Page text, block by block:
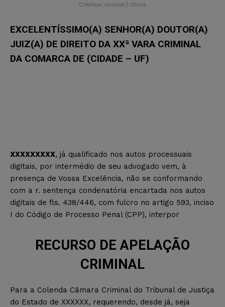
Créditos: tomloel | iStock
EXCELENTÍSSIMO(A) SENHOR(A) DOUTOR(A)
JUIZ(A) DE DIREITO DA XXª VARA CRIMINAL
DA COMARCA DE (CIDADE – UF)
XXXXXXXXX, já qualificado nos autos processuais
digitais, por intermédio de seu advogado vem, à
presença de Vossa Excelência, não se conformando
com a r. sentença condenatória encartada nos autos
digitais de fls. 438/446, com fulcro no artigo 593, inciso
I do Código de Processo Penal (CPP), interpor
RECURSO DE APELAÇÃO
CRIMINAL
Para a Colenda Câmara Criminal do Tribunal de Justiça
do Estado de XXXXXX, requerendo, desde já, seja